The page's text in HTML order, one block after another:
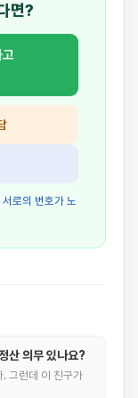
면?
고
로의 번호가 노
산 의무 있나요?
그런데 이 친구가